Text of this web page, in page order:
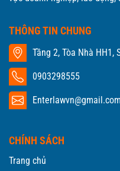
THÔNG TIN CHUNG
Tầng 2, Tòa Nhà HH1,
0903298555
Enterlawvn@gmail.com
CHÍNH SÁCH
Trang chủ